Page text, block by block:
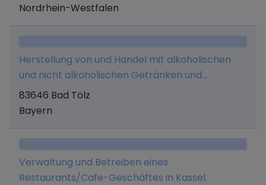
Nordrhein-Westfalen
Herstellung von und Handel mit alkoholischen
und nicht alkoholischen Getränken und
Lebensmitteln aller Art, sowie Erbringung
jeglicher Dienstleistungen, die mit diesem
Unternehmensberatung, Betrieb einer
Werbeagentur und Erwerb, Halten und
Verwaltung von Unternehmensbeteiligungen.
83646 Bad Tölz
Bayern
Verwaltung und Betreiben eines
Restaurants/Cafe-Geschäftes in Kassel.